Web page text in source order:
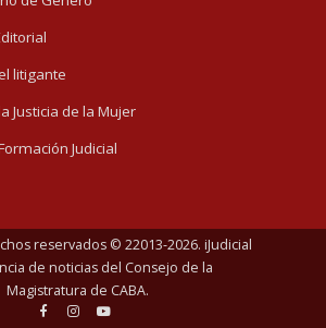
litigante
Justicia de la Mujer
Judicial
reservados © 22013-2026. iJudicial
de noticias del Consejo de la
Magistratura de CABA.